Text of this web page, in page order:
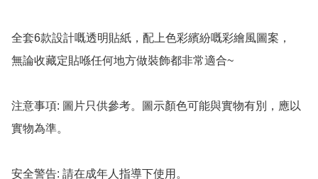
全套6款設計嘅透明貼紙，配上色彩繽紛嘅彩繪風圖案，
無論收藏定貼喺任何地方做裝飾都非常適合~
注意事項: 圖片只供參考。圖示顏色可能與實物有別，應以
實物為準。
安全警告: 請在成年人指導下使用。